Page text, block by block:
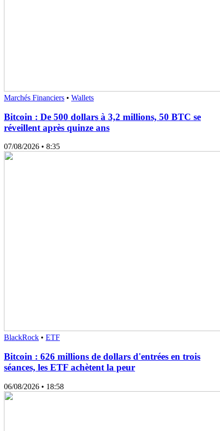
Marchés Financiers • Wallets
Bitcoin : De 500 dollars à 3,2 millions, 50 BTC se
réveillent après quinze ans
07/08/2026 • 8:35
BlackRock • ETF
Bitcoin : 626 millions de dollars d'entrées en trois
séances, les ETF achètent la peur
06/08/2026 • 18:58